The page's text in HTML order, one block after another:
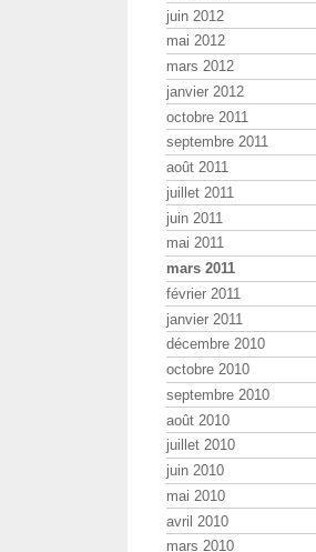
juin 2012
mai 2012
mars 2012
janvier 2012
octobre 2011
septembre 2011
août 2011
juillet 2011
juin 2011
mai 2011
mars 2011
février 2011
janvier 2011
décembre 2010
octobre 2010
septembre 2010
août 2010
juillet 2010
juin 2010
mai 2010
avril 2010
mars 2010